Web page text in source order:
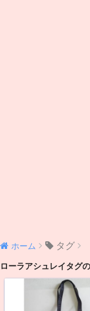
ホーム タグ
ローラアシュレイタグ